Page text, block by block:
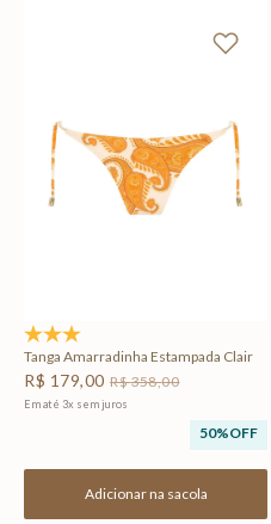
Tanga Amarradinha Estampada Clair
R$ 179,00 R$358,00
Em até 3x sem juros
50%OFF
Adicionar na sacola